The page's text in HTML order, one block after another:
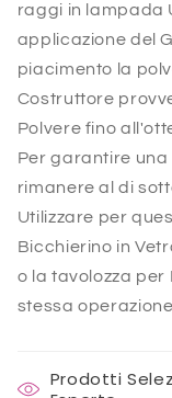
raggi in lampada
applicazione del
piacimento la
Costruttore
Polvere fino
Per garantire
rimanere al di
Utilizzare per
Bicchierino in
o la tavolozza per
stessa
Prodotti